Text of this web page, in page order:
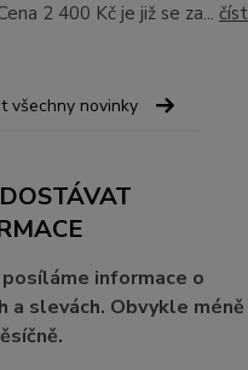
2 400 Kč je již se za... číst
všechny novinky
informace o
a slevách. Obvykle méně